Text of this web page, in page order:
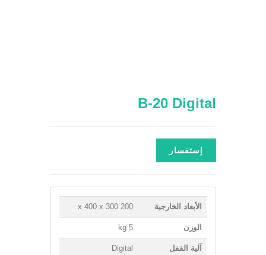
B-20 Digital
إستفسار
الأبعاد الخارجية 200 x 400 x 300
الوزن 5 kg
آلية القفل Digital